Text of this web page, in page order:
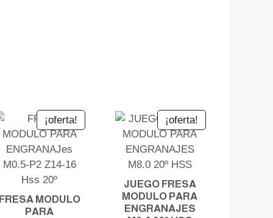
¡oferta!
FRESA MODULO
PARA
¡oferta!
JUEGO FRESA
MODULO PARA
ENGRANAJES